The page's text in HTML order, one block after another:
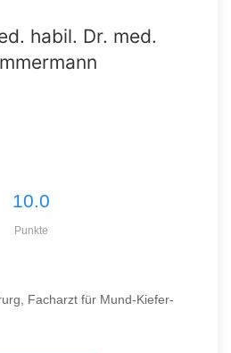
habil. Dr. med.
10.0
Punkte
Facharzt für Mund-Kiefer-